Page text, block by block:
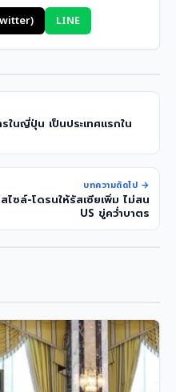
LINE
ในญี่ปุ่น เป็นประเทศแรกใน
บทความถัดไป →
ไซล์-โดรนให้รัสเซียเพิ่ม ไม่สน
US ขู่คว่ำบาตร